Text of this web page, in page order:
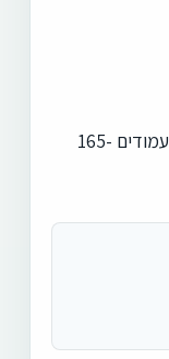
מתוך החוברת בהלכה ובאגדה קידושין עמודים 165-